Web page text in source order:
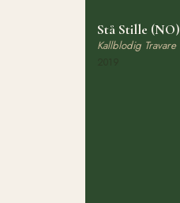
Stå Stille (NO)
Kallblodig Travare